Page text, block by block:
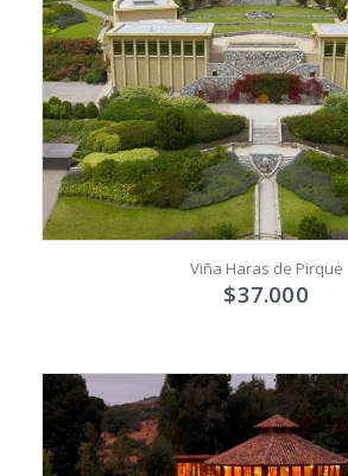
Viña Haras de Pirque
$37.000